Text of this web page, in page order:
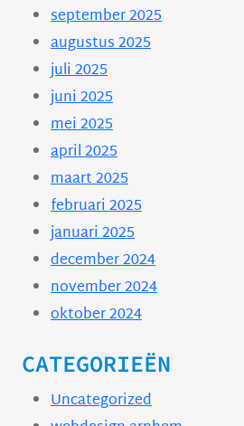
september 2025
augustus 2025
juli 2025
juni 2025
mei 2025
april 2025
maart 2025
februari 2025
januari 2025
december 2024
november 2024
oktober 2024
CATEGORIEËN
Uncategorized